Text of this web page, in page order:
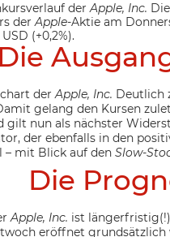
derApple, Inc.
derApple-Aktie am
USD (+0,2%).
Die
derApple, Inc. Deutlich
gelang den Kursen
gilt nun als nächster
der ebenfalls in den
mit Blick auf den Slow-
Die
Apple, Inc. ist
eröffnet grundsätzlich